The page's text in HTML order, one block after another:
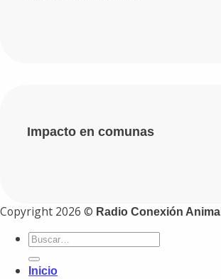
Impacto en comunas
Copyright 2026 © Radio Conexión Animal
Inicio